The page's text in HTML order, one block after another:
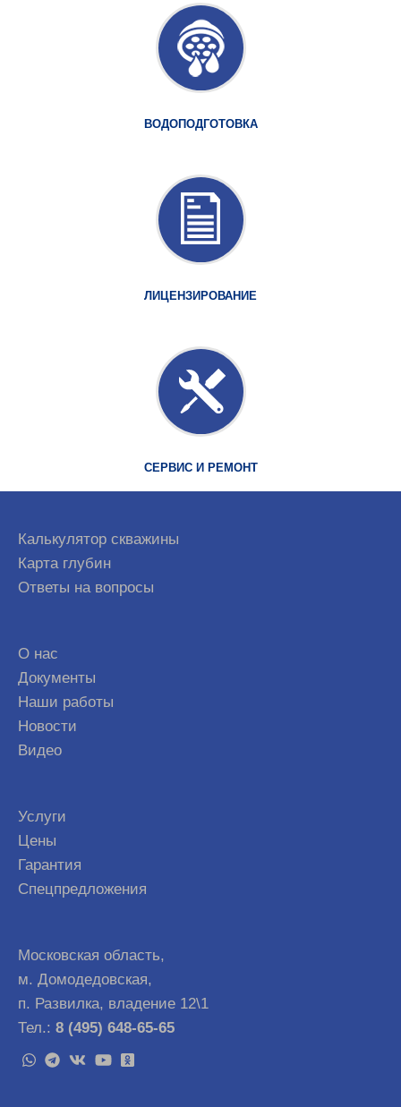
ВОДОПОДГОТОВКА
ЛИЦЕНЗИРОВАНИЕ
СЕРВИС И РЕМОНТ
Калькулятор скважины
Карта глубин
Ответы на вопросы
О нас
Документы
Наши работы
Новости
Видео
Услуги
Цены
Гарантия
Спецпредложения
Московская область,
м. Домодедовская,
п. Развилка, владение 12\1
Тел.: 8 (495) 648-65-65